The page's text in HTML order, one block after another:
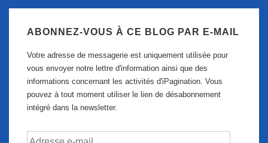
ABONNEZ-VOUS À CE BLOG PAR E-MAIL
Votre adresse de messagerie est uniquement utilisée pour
vous envoyer notre lettre d'information ainsi que des
informations concernant les activités d'iPagination. Vous
pouvez à tout moment utiliser le lien de désabonnement
intégré dans la newsletter.
Adresse